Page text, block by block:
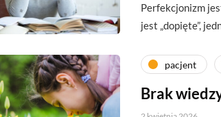
Perfekcjonizm
jest „dopięte”,
pacjent
Brak